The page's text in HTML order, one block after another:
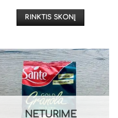
RINKTIS SKONĮ
has
multiple
variants.
The
options
NETURIME